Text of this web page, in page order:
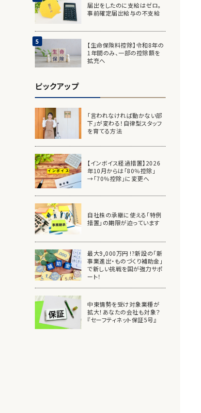
届出をしたのに支給はゼロ。
事前確定届出給与の不支給
【生命保険料控除】令和8年の
1年間のみ、一部の控除額を
拡充へ
ピックアップ
「言われなければ動かない部
下」が変わる！自律型スタッフ
を育てる方法
【インボイス経過措置】2026
年10月からは「80％控除」
→「70％控除」に変更へ
自社株の承継に使える「特例
措置」の期限が迫っています
最大9,000万円 !?新設の「新
事業進出・ものづくり補助金」
で新しい挑戦を国が強力サポ
ート！
中東情勢を受け対象業種が
拡大！あなたの会社も対象？
『セーフティネット保証5号』